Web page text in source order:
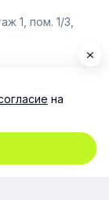
1, пом. 1/3,
на